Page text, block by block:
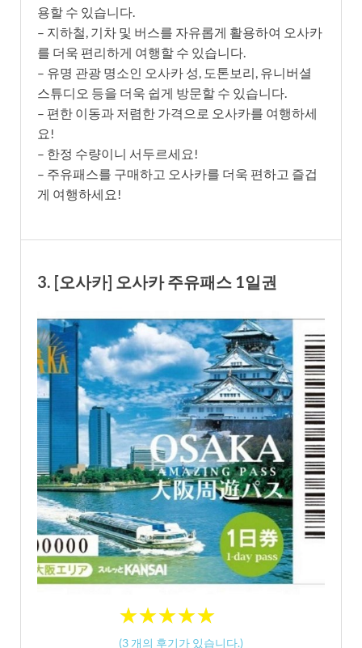
용할 수 있습니다.
– 지하철, 기차 및 버스를 자유롭게 활용하여 오사카
를 더욱 편리하게 여행할 수 있습니다.
– 유명 관광 명소인 오사카 성, 도톤보리, 유니버셜
스튜디오 등을 더욱 쉽게 방문할 수 있습니다.
– 편한 이동과 저렴한 가격으로 오사카를 여행하세
요!
– 한정 수량이니 서두르세요!
– 주유패스를 구매하고 오사카를 더욱 편하고 즐겁
게 여행하세요!
3. [오사카] 오사카 주유패스 1일권
★★★★★
★★★★★
(3 개의 후기가 있습니다.)